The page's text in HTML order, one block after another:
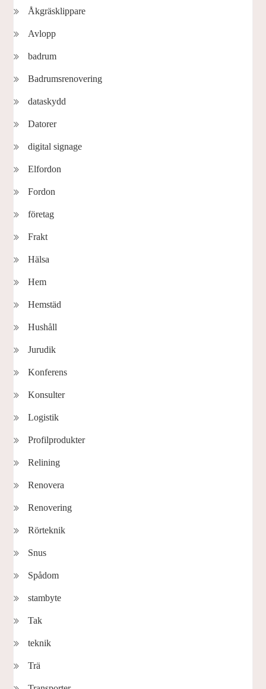
Åkgräsklippare
Avlopp
badrum
Badrumsrenovering
dataskydd
Datorer
digital signage
Elfordon
Fordon
företag
Frakt
Hälsa
Hem
Hemstäd
Hushåll
Jurudik
Konferens
Konsulter
Logistik
Profilprodukter
Relining
Renovera
Renovering
Rörteknik
Snus
Spådom
stambyte
Tak
teknik
Trä